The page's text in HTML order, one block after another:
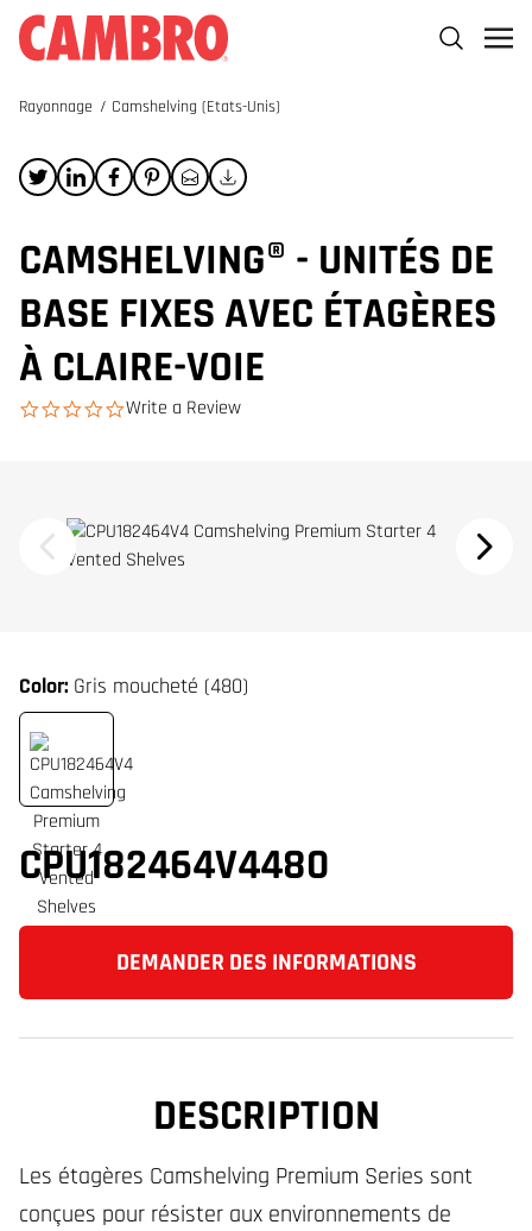
Rayonnage / Camshelving (Etats-Unis)
CAMSHELVING® - UNITÉS DE
BASE FIXES AVEC ÉTAGÈRES
À CLAIRE-VOIE
0.0 star rating
Write a Review
Color: Gris moucheté (480)
CPU182464V4480
DEMANDER DES INFORMATIONS
DESCRIPTION
Les étagères Camshelving Premium Series sont
conçues pour résister aux environnements de